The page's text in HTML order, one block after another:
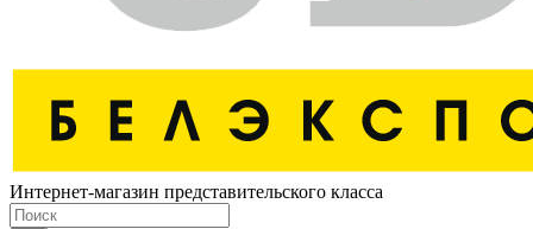
Интернет-магазин представительского класса